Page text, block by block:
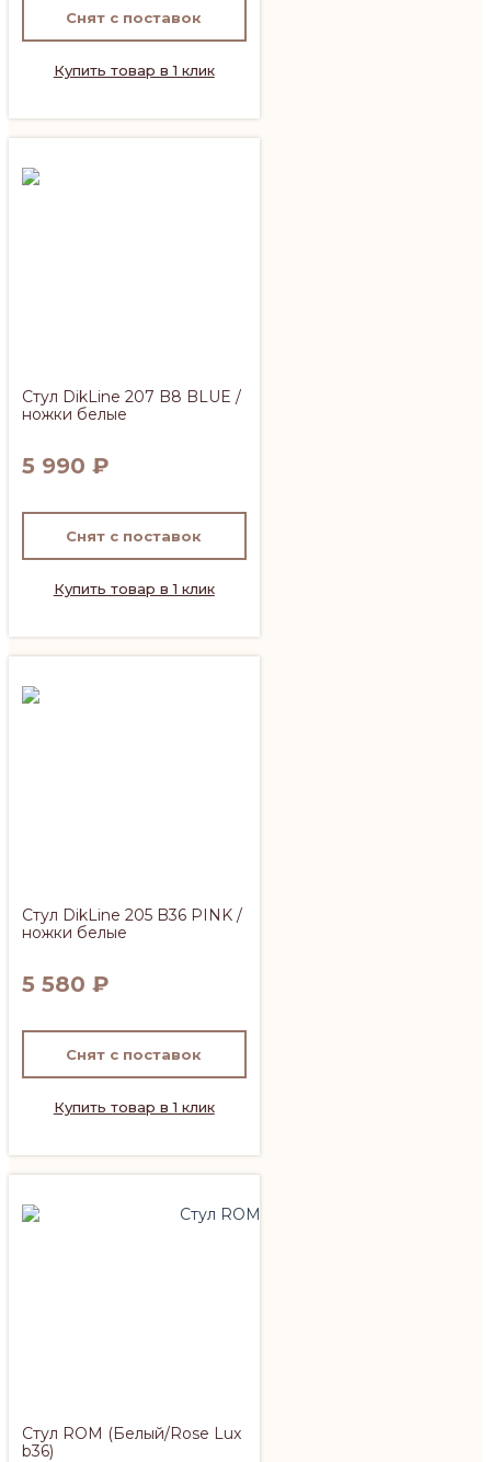
Снят с поставок
Купить товар в 1 клик
Стул DikLine 207 B8 BLUE /
ножки белые
5 990 ₽
Снят с поставок
Купить товар в 1 клик
Стул DikLine 205 B36 PINK /
ножки белые
5 580 ₽
Снят с поставок
Купить товар в 1 клик
Стул ROM (Белый/Rose Lux
b36)